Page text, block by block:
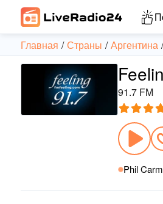
Главная Страны Аргентина
91.7 FM
Phil